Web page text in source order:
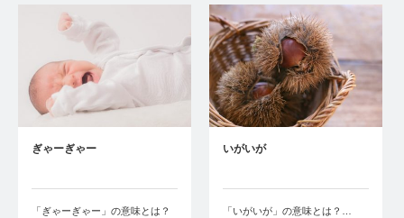
ぎゃーぎゃー
「ぎゃーぎゃー」の意味とは？
いがいが
「いがいが」の意味とは？…